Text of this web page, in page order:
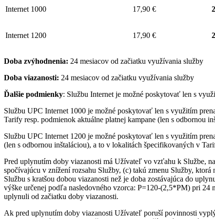
Internet 1000 17,90 €
Internet 1200 17,90 €
Doba zvýhodnenia: 24 mesiacov od začiatku využívania služby
Doba viazanosti: 24 mesiacov od začiatku využívania služby
Ďalšie podmienky: Službu Internet je možné poskytovať len s
Službu UPC Internet 1000 je možné poskytovať len s využitím
Tarify resp. podmienok aktuálne platnej kampane (len s odbornou
Službu UPC Internet 1200 je možné poskytovať len s využitím
(len s odbornou inštaláciou), a to v lokalitách špecifikovaných v
Pred uplynutím doby viazanosti má Užívateľ vo vzťahu k Službe,
spočívajúcu v znížení rozsahu Služby, (c) takú zmenu Služby,
Službu s kratšou dobou viazanosti než je doba zostávajúca do
výške určenej podľa nasledovného vzorca: P=120-(2,5*PM) pri 24
uplynuli od začiatku doby viazanosti.
Ak pred uplynutím doby viazanosti Užívateľ poruší povinnosti